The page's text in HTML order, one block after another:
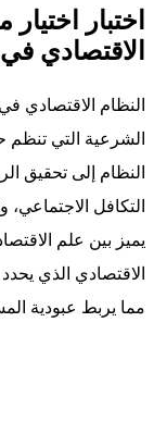
اختبار
الاقتصادي في
النظام الاقتصادي
الشرعية التي تنظم
النظام إلى تحقيق
التكافل الاجتماعي،
يميز بين علم
الاقتصادي الذي
مما يربط عبودية